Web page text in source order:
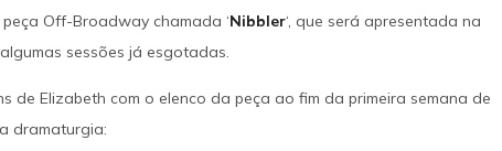
Off-Broadway chamada ‘Nibbler‘, que será apresentada na
sessões já esgotadas.
de Elizabeth com o elenco da peça ao fim da primeira semana de
dramaturgia:
SAIBA MAIS IMAGENS IMDB